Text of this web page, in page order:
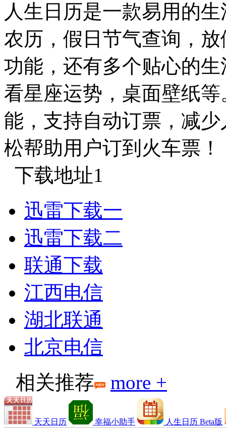
人生日历是一款易用的
农历，假日节气查询，
功能，还有多个贴心的
看星座运势，桌面壁纸
能，支持自动订票，减
松帮助用户订到火车票！
下载地址1
迅雷下载一
迅雷下载二
联通下载
江西电信
湖北联通
北京电信
相关推荐
more +
天天日历 幸福小助手 人生日历 Beta版